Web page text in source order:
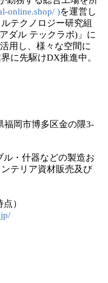
online.shop/ )を運営し
テクノロジー研究組
ダル テックラボ)」に
用し、様々な空間に
に先駆けDX推進中。
市博多区金の隈3-
什器などの製造お
テリア資材販売及び
）